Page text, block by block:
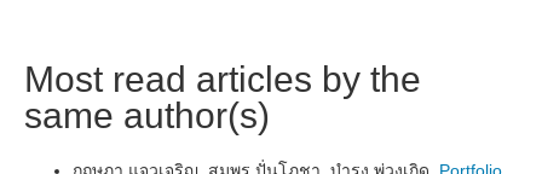
Most read articles by the
same author(s)